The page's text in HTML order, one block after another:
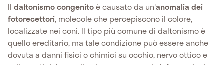
Il daltonismocongenitoè causato da un'anomalia dei
fotorecettori, molecole che percepiscono il colore,
localizzate nei coni. Il tipo più comune di daltonismo è
quello ereditario, ma tale condizione può essere anche
dovuta a danni fisici o chimici su occhio, nervo ottico e